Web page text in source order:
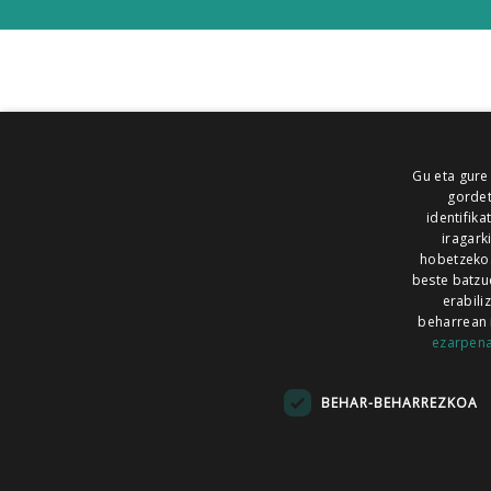
ALEA
MAILOPE NOAUA
Gu eta
hobetzeko.
beste
BEHAR-BEHARREZKOA